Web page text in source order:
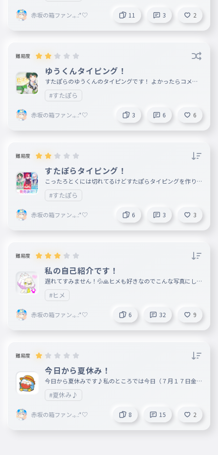
へぇ、、、。ようわからん、、、。
@seaser
toriproZ：一流Ankeyユーザー多数
love heart：りらちゃんや華音ち
ゃん加入！
赤坂の箱ファン.｡.:*♡
へぇー！まだまだ知らないことばっ
かり！もっと教えて！あかり先生！
あかり@toriproZ@TACHYO
N@ribbon@WaF@ASAKKA
@seaser
あとlove heartにも入る（柘榴シロ
もね）（（りらちゃん加入してる）
あかり@toriproZ@TACHYO
N@ribbon@WaF@ASAKKA
7月14日
あかり@toriproZ@TACHYO
N@ribbon@WaF@ASAKKA
@seaser
赤坂の箱ファン.｡.:*♡
いします🙏
赤坂の箱ファン.｡.:*♡
11 3 2
難易度
ゆうくんタイピング！
すたぽらのゆうくんのタイピングです！ よかったらコメン
トといいねなどをお願いします！
#すたぽら
赤坂の箱ファン.｡.:*♡ 3 6 6
難易度
すたぽらタイピング！
こったろとくには切れてるけどすたぽらタイピングを作りま
した！ こったろさんとくにさんのファンさんはごめんなさ
いm(_ _)m
#すたぽら
赤坂の箱ファン.｡.:*♡ 6 3 3
難易度
私の自己紹介です！
遅れてすみません！💦🙏ヒメも好きなのでこんな写真にしま
した！
#ヒメ
赤坂の箱ファン.｡.:*♡ 6 32 9
難易度
今日から夏休み！
今日から夏休みです♪私のところでは今日（７月１７日金曜
日）が終業式でした！ 皆さんはいつが終業式でしたか？夏
休みが楽しみです〜♪
#夏休み♪
赤坂の箱ファン.｡.:*♡ 8 15 2